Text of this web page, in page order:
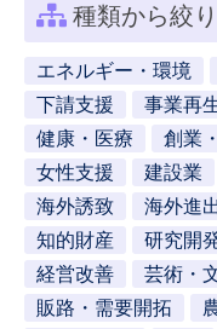
種類から絞
エネルギー・環境
下請支援
事業再
健康・医療
創業
女性支援
建設業
海外誘致
海外進
知的財産
研究開
経営改善
芸術・
販路・需要開拓